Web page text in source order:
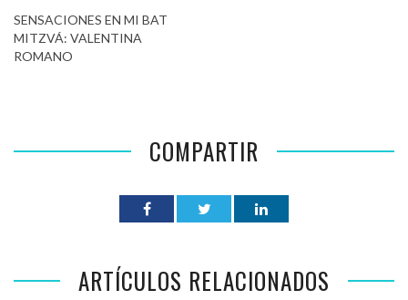
SENSACIONES EN MI BAT
MITZVÁ: VALENTINA
ROMANO
COMPARTIR
ARTÍCULOS RELACIONADOS